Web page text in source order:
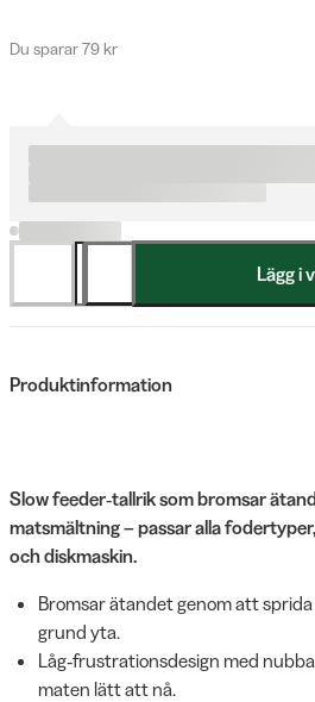
Du sparar 79 kr
Lägg i
Produktinformation
Slow feeder‑tallrik som bromsar
matsmältning – passar alla
och diskmaskin.
Bromsar ätandet genom att
grund yta.
Låg‑frustrationsdesign med
maten lätt att nå.